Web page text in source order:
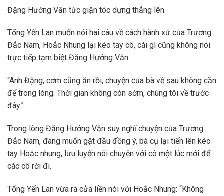
Đặng Hướng Văn tức giận tóc dựng thẳng lên.
Tống Yến Lan muốn nói hai câu về cách hành xử của Trương
Đắc Nam, Hoắc Nhung lại kéo tay cô, cái gì cũng không nói
trực tiếp tạm biệt Đặng Hướng Văn.
“Anh Đặng, cơm cũng ăn rồi, chuyện của bà về sau không cần
để trong lòng. Thời gian không còn sớm, chúng tôi về trước
đây.”
Trong lòng Đặng Hướng Văn suy nghĩ chuyện của Trương
Đắc Nam, đang muốn gật đầu đồng ý, bà cụ lại tiến lên kéo
tay Hoắc nhung, lưu luyến nói chuyện với cô một lúc mới để
các cô rời đi.
Tống Yến Lan vừa ra cửa liền nói với Hoắc Nhung: “Không